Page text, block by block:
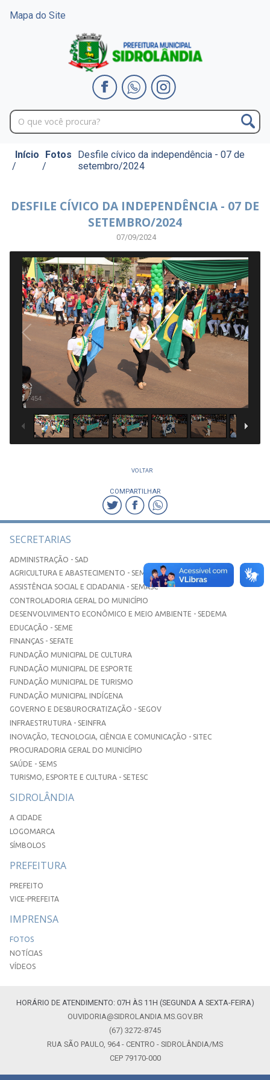
Mapa do Site
Início
/
Fotos
/
Desfile cívico da independência - 07 de
setembro/2024
DESFILE CÍVICO DA INDEPENDÊNCIA - 07 DE
SETEMBRO/2024
07/09/2024
1/454
VOLTAR
COMPARTILHAR
SECRETARIAS
ADMINISTRAÇÃO - SAD
AGRICULTURA E ABASTECIMENTO - SEMAA
ASSISTÊNCIA SOCIAL E CIDADANIA - SEMASC
CONTROLADORIA GERAL DO MUNICÍPIO
DESENVOLVIMENTO ECONÔMICO E MEIO AMBIENTE - SEDEMA
EDUCAÇÃO - SEME
FINANÇAS - SEFATE
FUNDAÇÃO MUNICIPAL DE CULTURA
FUNDAÇÃO MUNICIPAL DE ESPORTE
FUNDAÇÃO MUNICIPAL DE TURISMO
FUNDAÇÃO MUNICIPAL INDÍGENA
GOVERNO E DESBUROCRATIZAÇÃO - SEGOV
INFRAESTRUTURA - SEINFRA
INOVAÇÃO, TECNOLOGIA, CIÊNCIA E COMUNICAÇÃO - SITEC
PROCURADORIA GERAL DO MUNICÍPIO
SAÚDE - SEMS
TURISMO, ESPORTE E CULTURA - SETESC
SIDROLÂNDIA
A CIDADE
LOGOMARCA
SÍMBOLOS
PREFEITURA
PREFEITO
VICE-PREFEITA
IMPRENSA
FOTOS
NOTÍCIAS
VÍDEOS
HORÁRIO DE ATENDIMENTO: 07H ÀS 11H (SEGUNDA A SEXTA-FEIRA)
OUVIDORIA@SIDROLANDIA.MS.GOV.BR
(67) 3272-8745
RUA SÃO PAULO, 964 - CENTRO - SIDROLÂNDIA/MS
CEP 79170-000